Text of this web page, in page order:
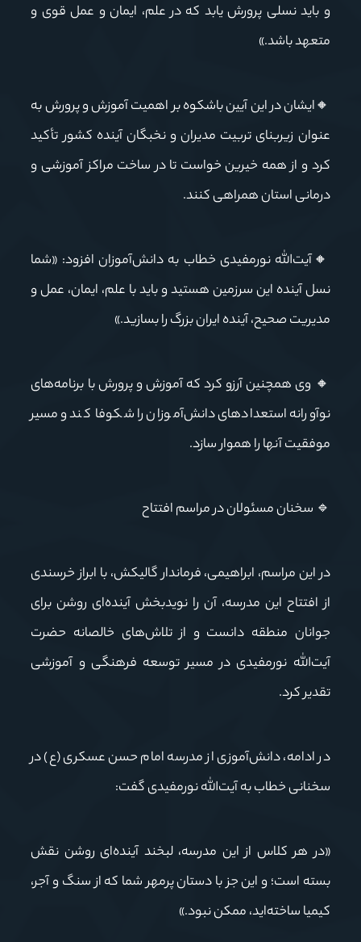
و باید نسلی پرورش یابد که در علم، ایمان و عمل قوی و
متعهد باشد.»
🔸ایشان در این آیین باشکوه بر اهمیت آموزش و پرورش به
عنوان زیربنای تربیت مدیران و نخبگان آینده کشور تأکید
کرد و از همه خیرین خواست تا در ساخت مراکز آموزشی و
درمانی استان همراهی کنند.
🔸آیت‌الله نورمفیدی خطاب به دانش‌آموزان افزود: «شما
نسل آینده این سرزمین هستید و باید با علم، ایمان، عمل و
مدیریت صحیح، آینده ایران بزرگ را بسازید.»
🔸 وی همچنین آرزو کرد که آموزش و پرورش با برنامه‌های
نوآورانه استعدادهای دانش‌آموزان را شکوفا کند و مسیر
موفقیت آنها را هموار سازد.
🔹 سخنانمسئولاندرمراسمافتتاح
در این مراسم، ابراهیمی، فرماندار گالیکش، با ابراز خرسندی
از افتتاح این مدرسه، آن را نویدبخش آینده‌ای روشن برای
جوانان منطقه دانست و از تلاش‌های خالصانه حضرت
آیت‌الله نورمفیدی در مسیر توسعه فرهنگی و آموزشی
تقدیر کرد.
در ادامه، دانش‌آموزی از مدرسه امام حسن عسکری (ع) در
سخنانی خطاب به آیت‌الله نورمفیدی گفت:
«در هر کلاس از این مدرسه، لبخند آینده‌ای روشن نقش
بسته است؛ و این جز با دستان پرمهر شما که از سنگ و آجر،
کیمیا ساخته‌اید، ممکن نبود.»